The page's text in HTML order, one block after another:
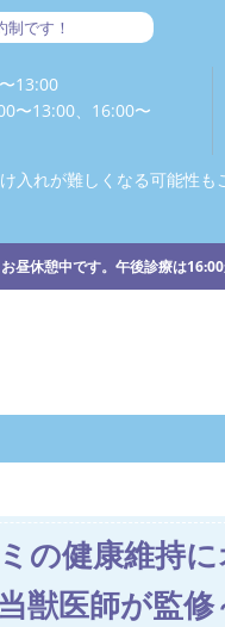
です！
13:00
〜13:00、16:00〜
入れが難しくなる可能性
昼休憩中です。午後診療は
の健康維持
獣医師が監修